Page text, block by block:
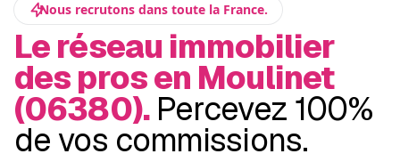
Nous recrutons dans toute la France.
Le réseau immobilier
des pros en Moulinet
(06380). Percevez 100%
de vos commissions.